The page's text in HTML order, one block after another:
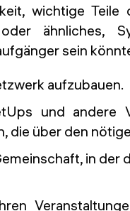
wichtige Teile
ähnliches,
sein
aufzubauen.
und andere
die über den
in der